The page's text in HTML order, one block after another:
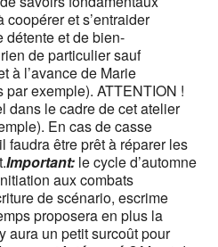
et s’entraider
détente et de bien-
rien de particulier sauf
à l’avance de Marie
exemple). ATTENTION !
dans le cadre de cet atelier
En cas de casse
faudra être prêt à réparer les
Important: le cycle d’automne
aux combats
de scénario, escrime
proposera en plus la
aura un petit surcoût pour